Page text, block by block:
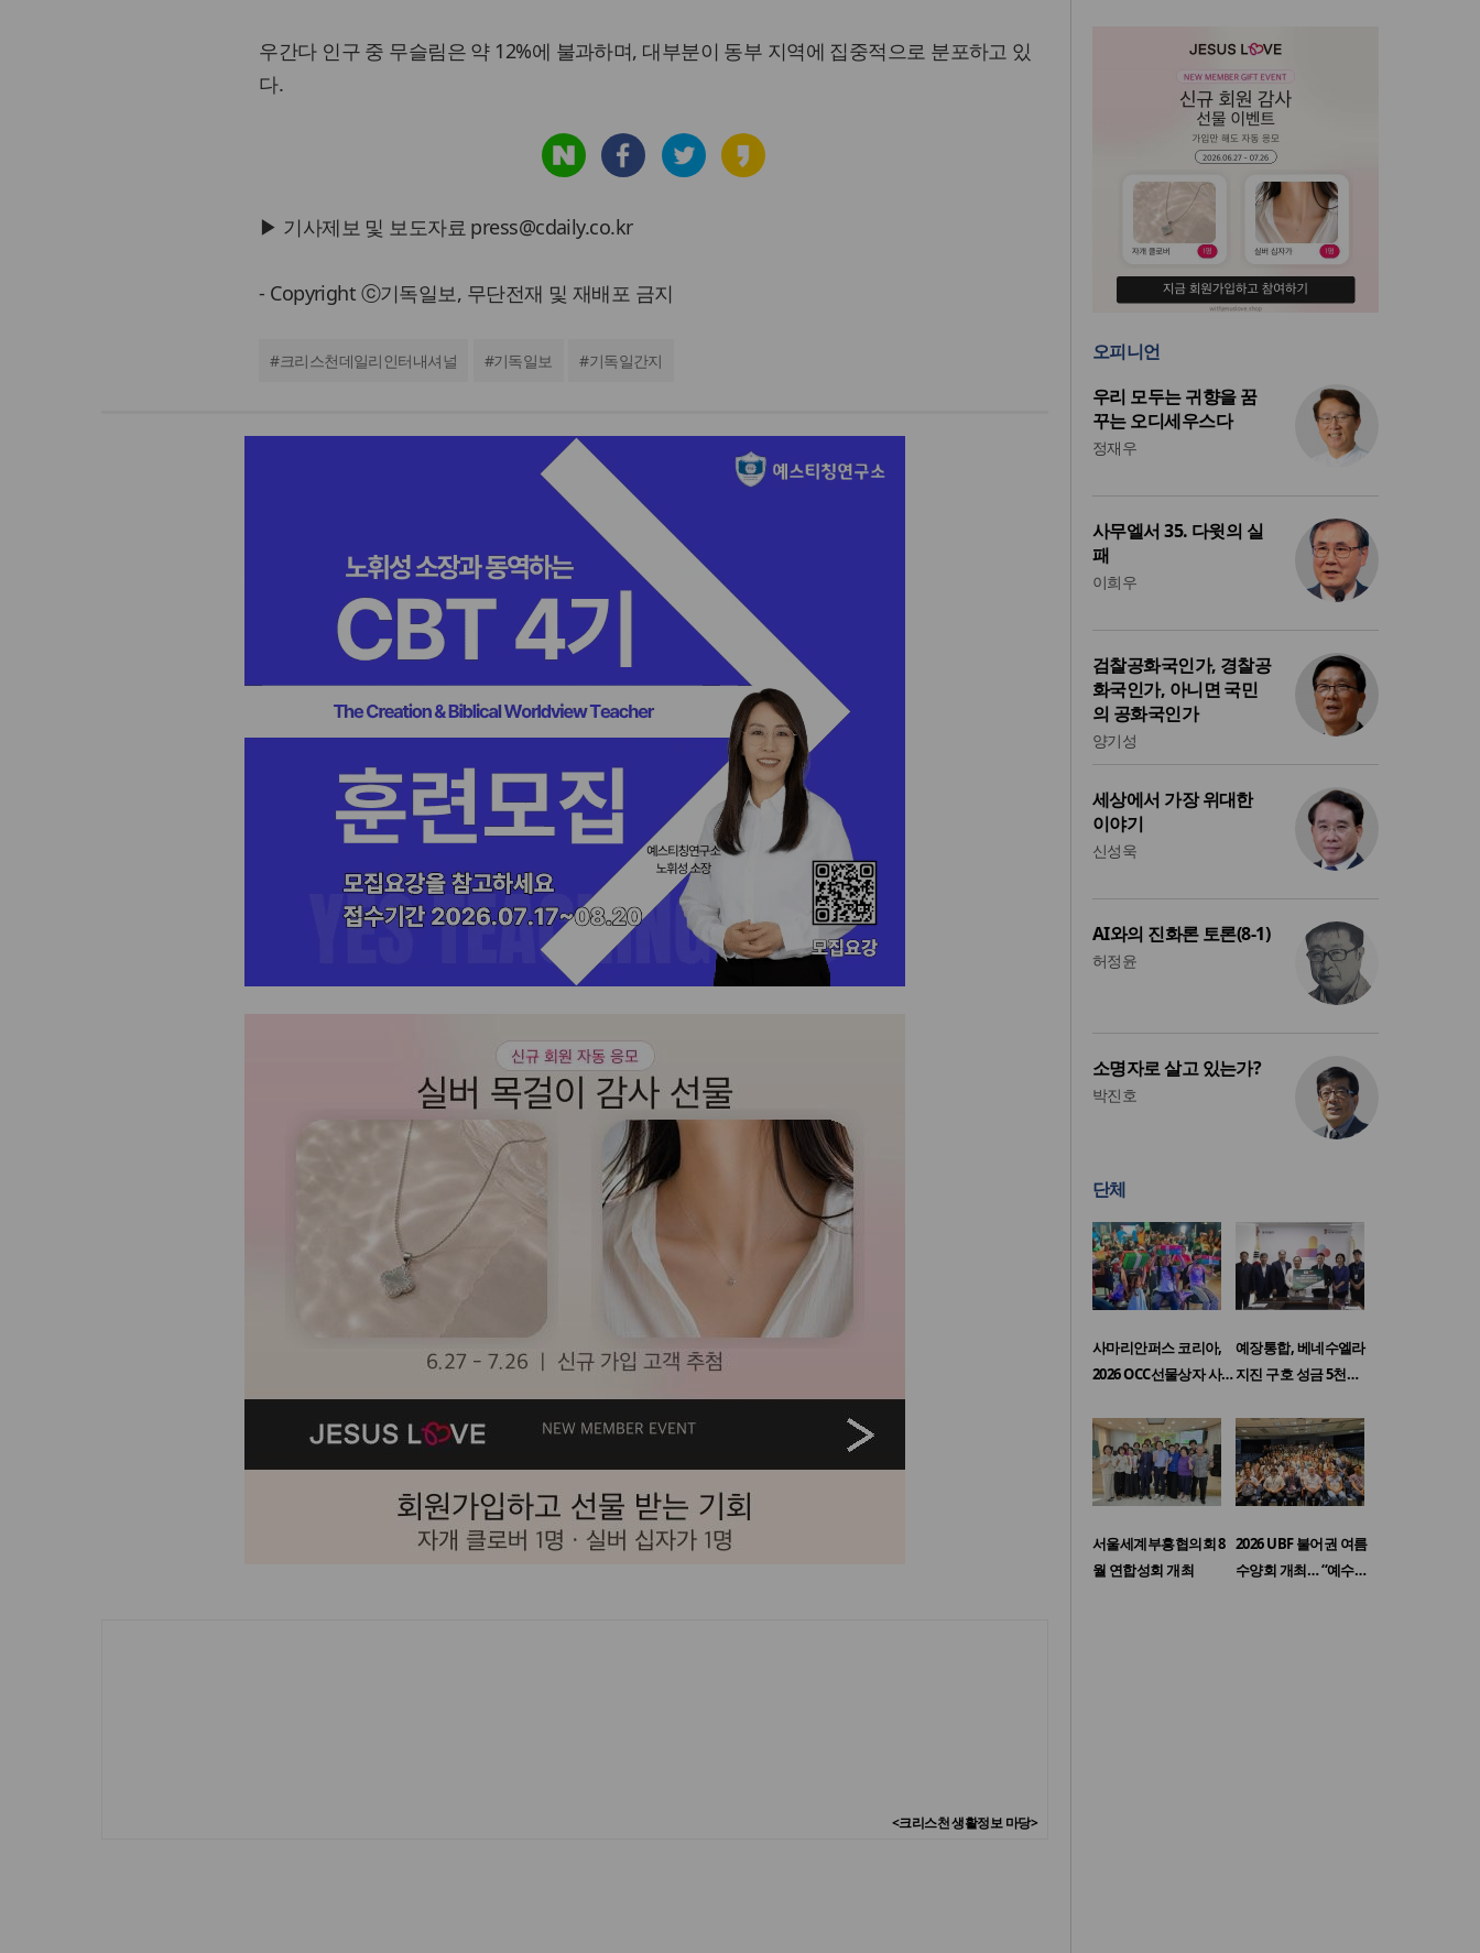
우간다 인구 중 무슬림은 약 12%에 불과하며, 대부분이 동부 지역에 집중적으로 분포하고 있
다.
▶ 기사제보 및 보도자료 press@cdaily.co.kr
- Copyright ⓒ기독일보, 무단전재 및 재배포 금지
#크리스천데일리인터내셔널 #기독일보 #기독일간지
<크리스천 생활정보 마당>
오피니언
우리 모두는 귀향을 꿈
꾸는 오디세우스다
정재우
사무엘서 35. 다윗의 실
패
이희우
검찰공화국인가, 경찰공
화국인가, 아니면 국민
의 공화국인가
양기성
세상에서 가장 위대한
이야기
신성욱
AI와의 진화론 토론(8-1)
허정윤
소명자로 살고 있는가?
박진호
단체
사마리안퍼스 코리아,
2026 OCC선물상자 사…
예장통합, 베네수엘라
지진 구호 성금 5천…
서울세계부흥협의회 8
월 연합성회 개최
2026 UBF 불어권 여름
수양회 개최… “예수…